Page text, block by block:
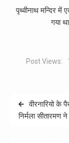
पृथ्वीनाथ मन्दिर में
गया
Post Views:
Post
navigation
वीरनारियो के
निर्मला सीतारमण ने